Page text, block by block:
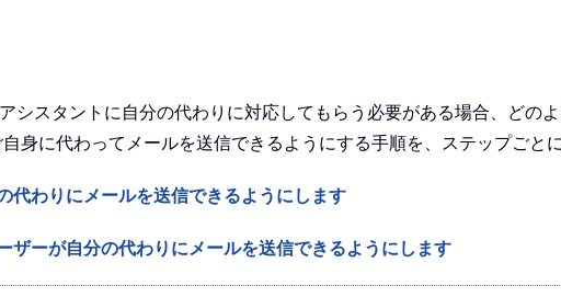
シスタントに自分の代わりに対応してもらう必要がある場合、どの
に代わってメールを送信できるようにする手順を、ステップごと
代わりにメールを送信できるようにします
ーが自分の代わりにメールを送信できるようにします